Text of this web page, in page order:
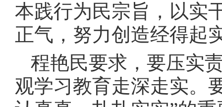
本践行为民宗旨，以实
正气，努力创造经得起
程艳民要求，要压实
观学习教育走深走实。